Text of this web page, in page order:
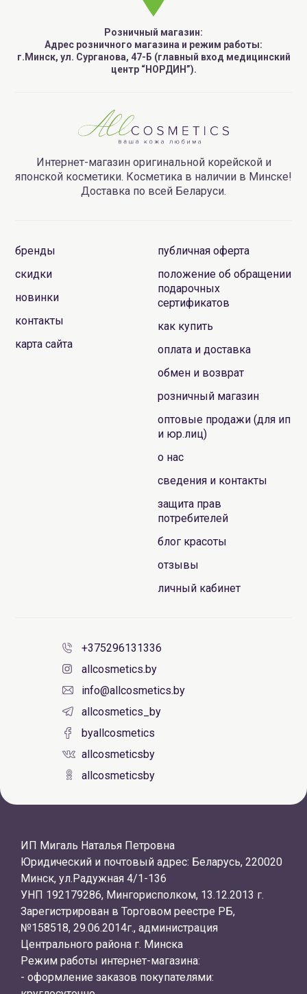
Розничный магазин:
Адрес розничного магазина и режим работы:
г.Минск, ул. Сурганова, 47-Б (главный вход медицинский
центр “НОРДИН”).
Интернет-магазин оригинальной корейской и
японской косметики. Косметика в наличии в Минске!
Доставка по всей Беларуси.
бренды
скидки
новинки
контакты
карта сайта
публичная оферта
положение об обращении
подарочных
сертификатов
как купить
оплата и доставка
обмен и возврат
розничный магазин
оптовые продажи (для ип
и юр.лиц)
о нас
сведения и контакты
защита прав
потребителей
блог красоты
отзывы
личный кабинет
+375296131336
allcosmetics.by
info@allcosmetics.by
allcosmetics_by
byallcosmetics
allcosmeticsby
allcosmeticsby
ИП Мигаль Наталья Петровна
Юридический и почтовый адрес: Беларусь, 220020
Минск, ул.Радужная 4/1-136
УНП 192179286, Мингорисполком, 13.12.2013 г.
Зарегистрирован в Торговом реестре РБ,
№158518, 29.06.2014г., администрация
Центрального района г. Минска
Режим работы интернет-магазина:
- оформление заказов покупателями: